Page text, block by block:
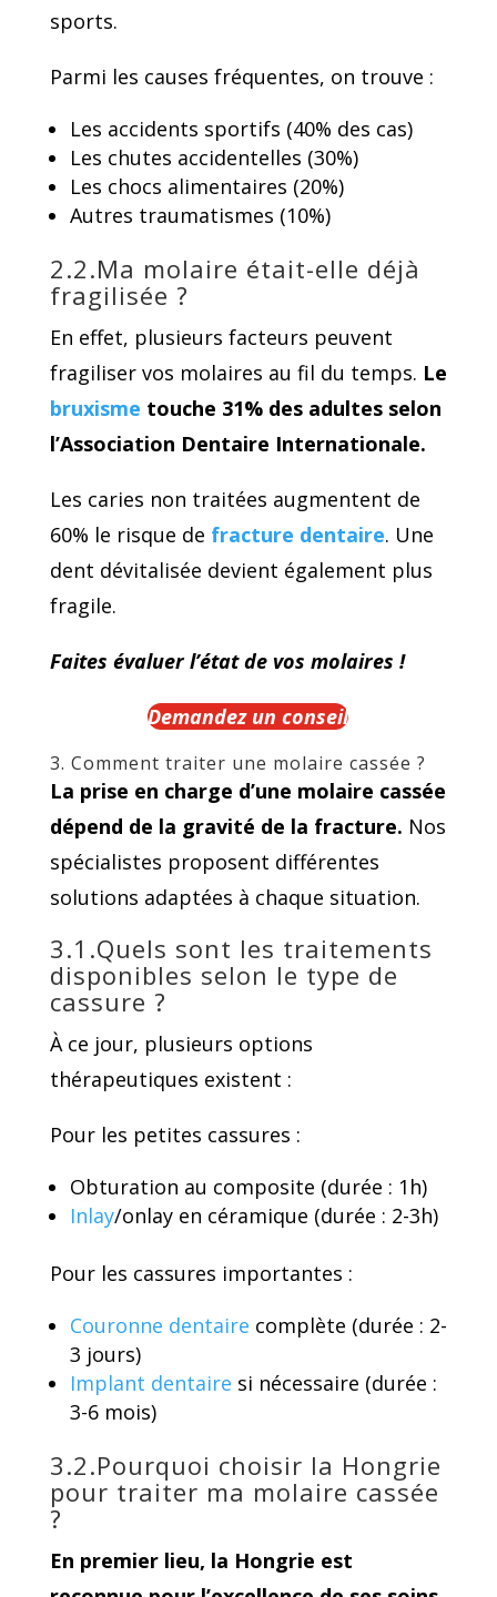
sports.
Parmi les causes fréquentes, on trouve :
Les accidents sportifs (40% des cas)
Les chutes accidentelles (30%)
Les chocs alimentaires (20%)
Autres traumatismes (10%)
2.2.Ma molaire était-elle déjà
fragilisée ?
En effet, plusieurs facteurs peuvent
fragiliser vos molaires au fil du temps. Le
bruxisme touche 31% des adultes selon
l’Association Dentaire Internationale.
Les caries non traitées augmentent de
60% le risque de fracture dentaire. Une
dent dévitalisée devient également plus
fragile.
Faites évaluer l’état de vos molaires !
Demandez un conseil
3. Comment traiter une molaire cassée ?
La prise en charge d’une molaire cassée
dépend de la gravité de la fracture. Nos
spécialistes proposent différentes
solutions adaptées à chaque situation.
3.1.Quels sont les traitements
disponibles selon le type de
cassure ?
À ce jour, plusieurs options
thérapeutiques existent :
Pour les petites cassures :
Obturation au composite (durée : 1h)
Inlay/onlay en céramique (durée : 2-3h)
Pour les cassures importantes :
Couronne dentaire complète (durée : 2-
3 jours)
Implant dentaire si nécessaire (durée :
3-6 mois)
3.2.Pourquoi choisir la Hongrie
pour traiter ma molaire cassée
?
En premier lieu, la Hongrie est